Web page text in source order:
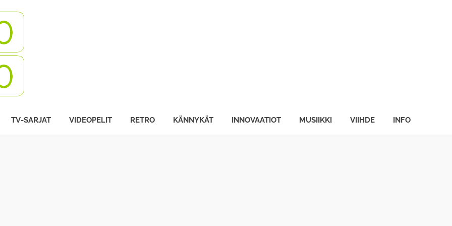
TV-SARJAT VIDEOPELIT RETRO KÄNNYKÄT INNOVAATIOT MUSIIKKI VIIHDE INFO